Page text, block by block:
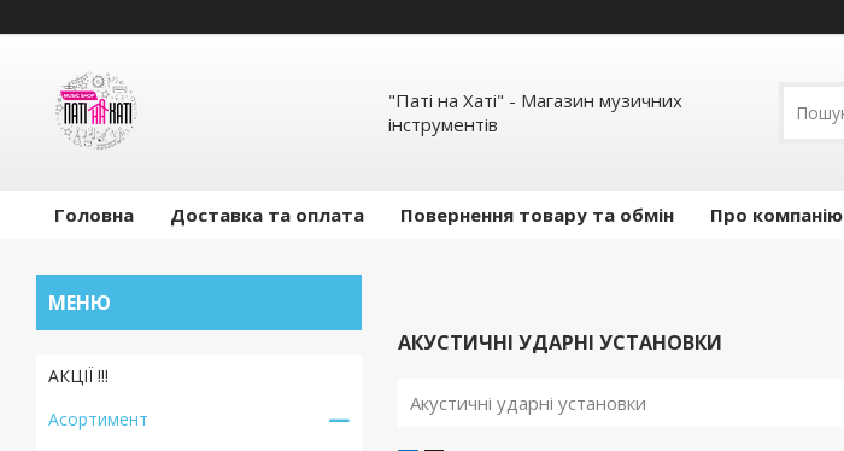
"Паті на Хаті" - Магазин музичних
інструментів
Головна Доставка та оплата Повернення товару та обмін Про компанію
АКУСТИЧНІ УДАРНІ УСТАНОВКИ
Акустичні ударні установки
АКЦІЇ !!!
Асортимент